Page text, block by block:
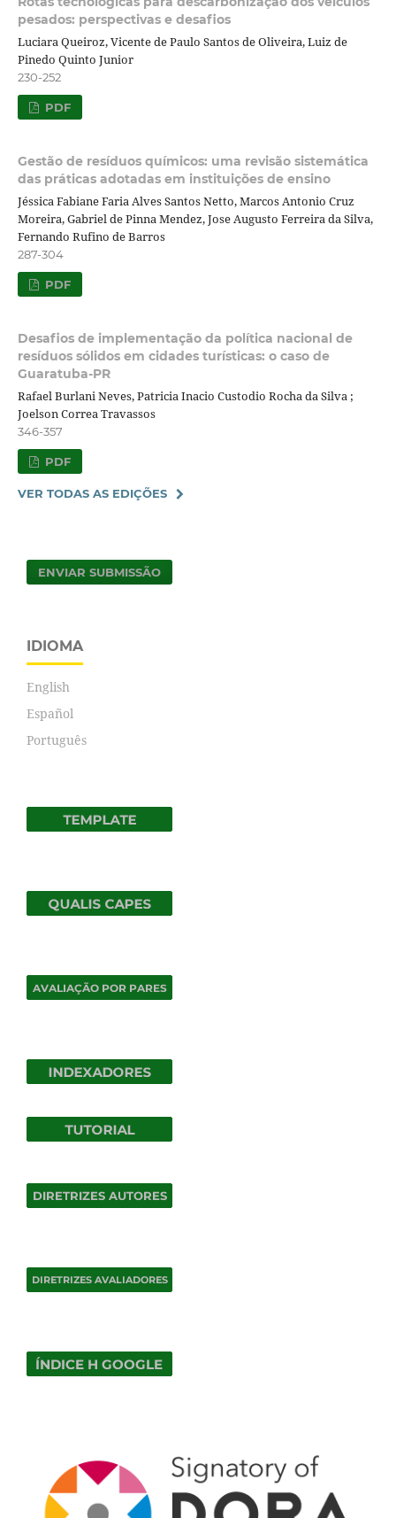
pesados: perspectivas e desafios
Luciara Queiroz, Vicente de Paulo Santos de Oliveira, Luiz de
Pinedo Quinto Junior
230-252
PDF
Gestão de resíduos químicos: uma revisão sistemática
das práticas adotadas em instituições de ensino
Jéssica Fabiane Faria Alves Santos Netto, Marcos Antonio Cruz
Moreira, Gabriel de Pinna Mendez, Jose Augusto Ferreira da Silva,
Fernando Rufino de Barros
287-304
PDF
Desafios de implementação da política nacional de
resíduos sólidos em cidades turísticas: o caso de
Guaratuba-PR
Rafael Burlani Neves, Patricia Inacio Custodio Rocha da Silva ;
Joelson Correa Travassos
346-357
PDF
VER TODAS AS EDIÇÕES
ENVIAR SUBMISSÃO
IDIOMA
English
Español
Português